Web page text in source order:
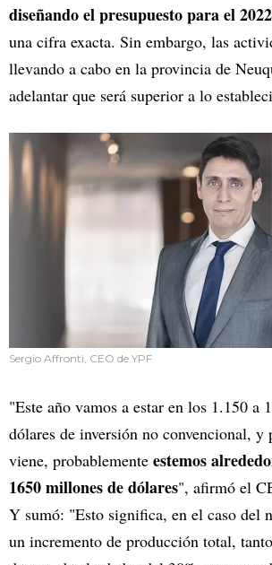
diseñando el presupuesto para el 2022
una cifra exacta. Sin embargo, las
llevando a cabo en la provincia de
adelantar que será superior a lo
Sergio Affronti, CEO de YPF
"Este año vamos a estar en los 1.150 a
dólares de inversión no convencional, y
viene, probablemente estemos
1650 millones de dólares", afirmó el
Y sumó: "Esto significa, en el caso del
un incremento de producción total,